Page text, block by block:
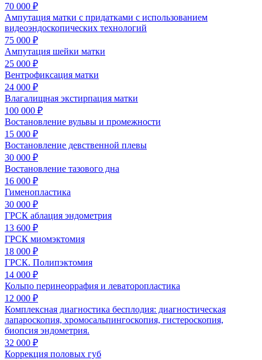
70 000 ₽
Ампутация матки с придатками с использованием
видеоэндоскопических технологий
75 000 ₽
Ампутация шейки матки
25 000 ₽
Вентрофиксация матки
24 000 ₽
Влагалищная экстирпация матки
100 000 ₽
Востановление вульвы и промежности
15 000 ₽
Востановление девственной плевы
30 000 ₽
Востановление тазового дна
16 000 ₽
Гименопластика
30 000 ₽
ГРСК аблация эндометрия
13 600 ₽
ГРСК миомэктомия
18 000 ₽
ГРСК. Полипэктомия
14 000 ₽
Кольпо перинеоррафия и леваторопластика
12 000 ₽
Комплексная диагностика бесплодия: диагностическая
лапароскопия, хромосальпингоскопия, гистероскопия,
биопсия эндометрия.
32 000 ₽
Коррекция половых губ